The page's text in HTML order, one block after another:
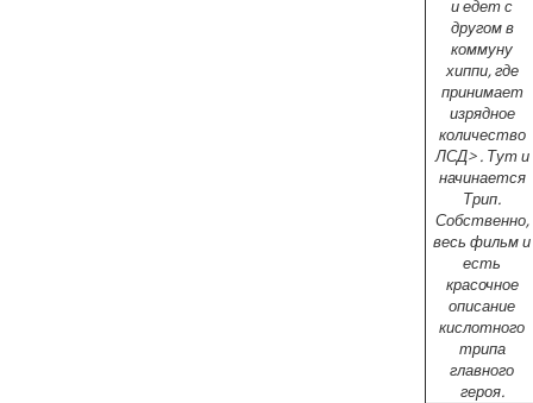
и едет с
другом в
коммуну
хиппи, где
принимает
изрядное
количество
ЛСД> . Тут и
начинается
Трип.
Собственно,
весь фильм и
есть
красочное
описание
кислотного
трипа
главного
героя.